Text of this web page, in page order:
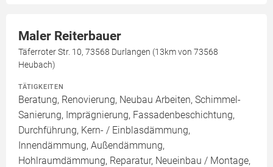
Maler Reiterbauer
Täferroter Str. 10, 73568 Durlangen (13km von 73568
Heubach)
TÄTIGKEITEN
Beratung, Renovierung, Neubau Arbeiten, Schimmel-
Sanierung, Imprägnierung, Fassadenbeschichtung,
Durchführung, Kern- / Einblasdämmung,
Innendämmung, Außendämmung,
Hohlraumdämmung, Reparatur, Neueinbau / Montage,